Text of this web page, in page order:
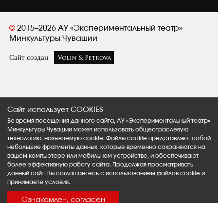
©2015–2026 АУ «Экспериментальный театр»
Минкультуры Чувашии
Сайт создан
Сайт использует COOKIES
Во время посещения данного сайта, АУ «Экспериментальный театр»
Минкультуры Чувашии может использовать общеотраслевую
технологию, называемую cookie. Файлы cookie представляют собой
небольшие фрагменты данных, которые временно сохраняются на
вашем компьютере или мобильном устройстве, и обеспечивают
более эффективную работу сайта. Продолжая просматривать
данный сайт, Вы соглашаетесь с использованием файлов cookie и
принимаете условия.
Ознакомлен, согласен